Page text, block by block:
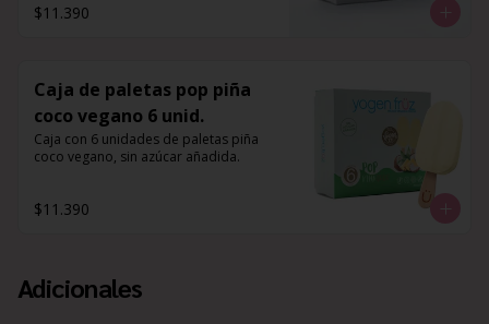
$11.390
Caja de paletas pop piña
coco vegano 6 unid.
Caja con 6 unidades de paletas piña
coco vegano, sin azúcar añadida.
$11.390
Adicionales